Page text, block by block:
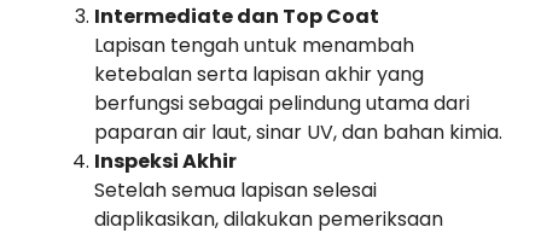
Intermediate dan Top Coat
Lapisan tengah untuk menambah
ketebalan serta lapisan akhir yang
berfungsi sebagai pelindung utama dari
paparan air laut, sinar UV, dan bahan kimia.
Inspeksi Akhir
Setelah semua lapisan selesai
diaplikasikan, dilakukan pemeriksaan